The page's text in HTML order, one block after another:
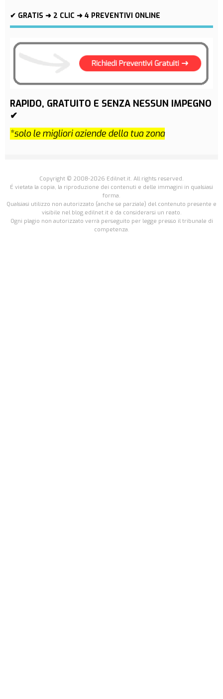
✔ GRATIS ➜ 2 CLIC ➜ 4 PREVENTIVI ONLINE
RAPIDO, GRATUITO E SENZA NESSUN IMPEGNO
✔
*solo le migliori aziende della tua zona
Copyright © 2008-2026 Edilnet.it. All rights reserved.
É vietata la copia, la riproduzione dei contenuti e delle immagini in qualsiasi
forma.
Qualsiasi utilizzo non autorizzato (anche se parziale) del contenuto presente e
visibile nel blog.edilnet.it è da considerarsi un reato.
Ogni plagio non autorizzato verrà perseguito per legge presso il tribunale di
competenza.